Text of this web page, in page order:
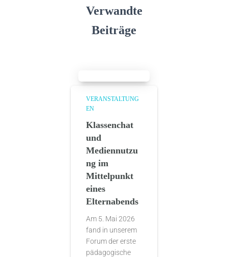
Verwandte
Beiträge
VERANSTALTUNG
EN
Klassenchat
und
Mediennutzu
ng im
Mittelpunkt
eines
Elternabends
Am 5. Mai 2026
fand in unserem
Forum der erste
pädagogische